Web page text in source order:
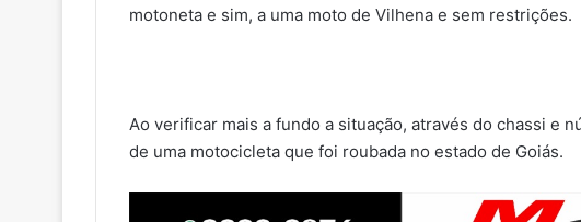
motoneta e sim, a uma moto de Vilhena e sem restrições.
Ao verificar mais a fundo a situação, através do chassi e
de uma motocicleta que foi roubada no estado de Goiás.